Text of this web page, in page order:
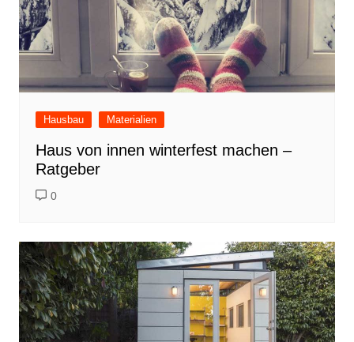
Hausbau Materialien
Haus von innen winterfest machen –
Ratgeber
0